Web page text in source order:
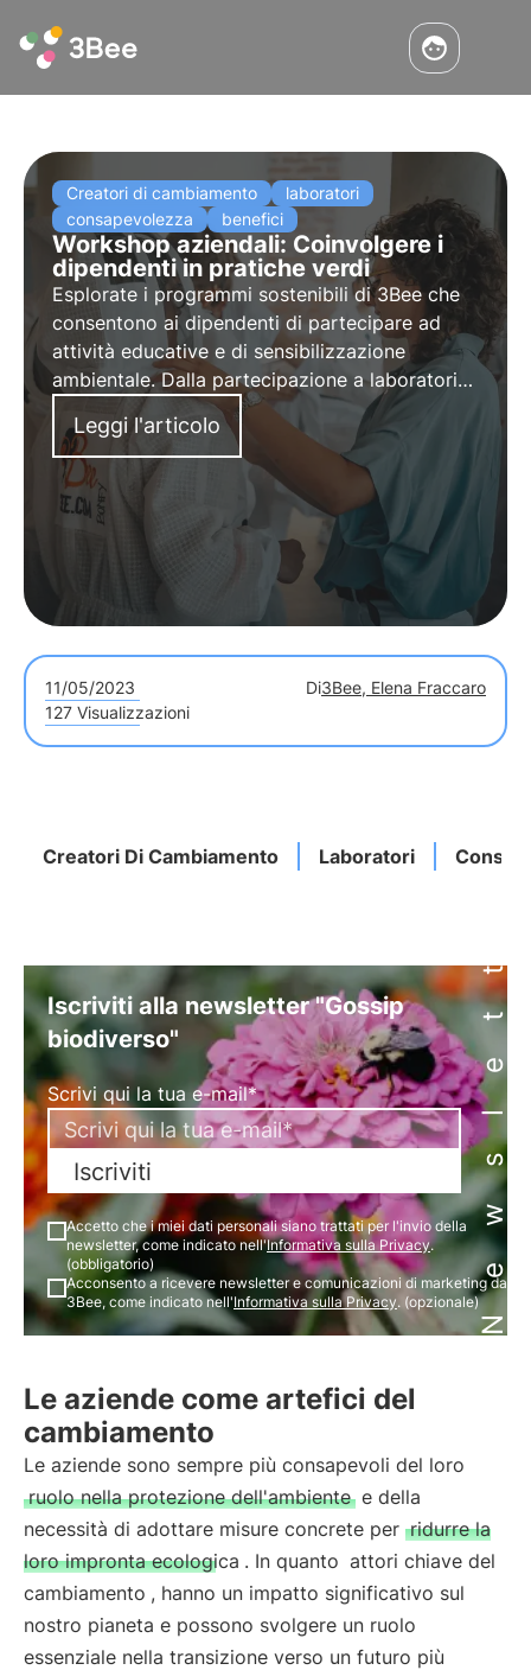
Creatori di cambiamento
laboratori
consapevolezza
benefici
Workshop aziendali: Coinvolgere i
dipendenti in pratiche verdi
Esplorate i programmi sostenibili di 3Bee che
consentono ai dipendenti di partecipare ad
attività educative e di sensibilizzazione
ambientale. Dalla partecipazione a laboratori
di apicoltura alla nostra 3Bee Academy e alle
degustazioni di miele, rafforzate l'impegno dei
vostri dipendenti e promuovete la sostenibilità.
Leggi l'articolo
11/05/2023 Di3Bee, Elena Fraccaro
127 Visualizzazioni
Creatori Di Cambiamento Laboratori Newsletter
Iscriviti alla newsletter "Gossip
biodiverso"
Scrivi qui la tua e-mail*
Iscriviti
Accetto che i miei dati personali siano trattati per l'invio della
newsletter, come indicato nell'Informativa sulla Privacy.
(obbligatorio)
Acconsento a ricevere newsletter e comunicazioni di marketing da
3Bee, come indicato nell'Informativa sulla Privacy. (opzionale)
Le aziende come artefici del
cambiamento
Le aziende sono sempre più consapevoli del loro
ruolo nella protezione dell'ambiente e della
necessità di adottare misure concrete per ridurre la
loro impronta ecologica . In quanto attori chiave del
cambiamento , hanno un impatto significativo sul
nostro pianeta e possono svolgere un ruolo
essenziale nella transizione verso un futuro più